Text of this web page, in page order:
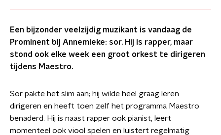
Een bijzonder veelzijdig muzikant is vandaag de
Prominent bij Annemieke: sor. Hij is rapper, maar
stond ook elke week een groot orkest te dirigeren
tijdens Maestro.
Sor pakte het slim aan; hij wilde heel graag leren
dirigeren en heeft toen zelf het programma Maestro
benaderd. Hij is naast rapper ook pianist, leert
momenteel ook viool spelen en luistert regelmatig